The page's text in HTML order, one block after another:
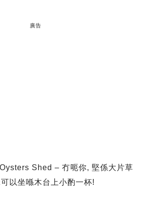
廣告
Shed – 冇呃你, 堅係大片草
以坐喺木台上小酌一杯!